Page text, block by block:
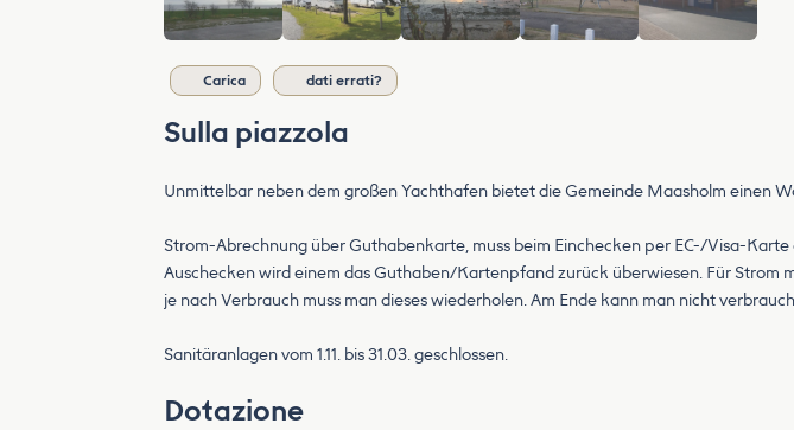
Carica dati errati?
Sulla piazzola
Unmittelbar neben dem großen Yachthafen bietet die Gemeinde Maasholm einen
Strom-Abrechnung über Guthabenkarte, muss beim Einchecken per EC-/Visa-
Auschecken wird einem das Guthaben/Kartenpfand zurück überwiesen. Für Strom
je nach Verbrauch muss man dieses wiederholen. Am Ende kann man nicht
Sanitäranlagen vom 1.11. bis 31.03. geschlossen.
Dotazione